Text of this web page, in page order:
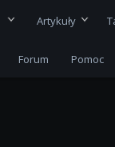
Artykuły
Forum Pomoc